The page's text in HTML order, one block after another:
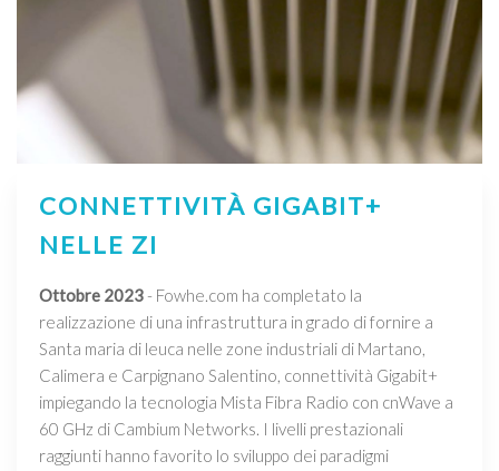
CONNETTIVITÀ GIGABIT+
NELLE ZI
Ottobre 2023- Fowhe.com ha completato la
realizzazione di una infrastruttura in grado di fornire a
Santa maria di leuca nelle zone industriali di Martano,
Calimera e Carpignano Salentino, connettività Gigabit+
impiegando la tecnologia Mista Fibra Radio con cnWave a
60 GHz di Cambium Networks. I livelli prestazionali
raggiunti hanno favorito lo sviluppo dei paradigmi